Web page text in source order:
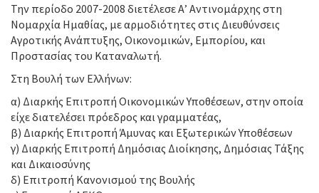
Την περίοδο 2007-2008 διετέλεσε Α’ Αντινομάρχης στη
Νομαρχία Ημαθίας, με αρμοδιότητες στις Διευθύνσεις
Αγροτικής Ανάπτυξης, Οικονομικών, Εμπορίου, και
Προστασίας του Καταναλωτή.
Στη Βουλή των Ελλήνων:
α) Διαρκής Επιτροπή Οικονομικών Υποθέσεων, στην οποία
είχε διατελέσει πρόεδρος και γραμματέας,
β) Διαρκής Επιτροπή Άμυνας και Εξωτερικών Υποθέσεων
γ) Διαρκής Επιτροπή Δημόσιας Διοίκησης, Δημόσιας Τάξης
και Δικαιοσύνης
δ) Επιτροπή Κανονισμού της Βουλής